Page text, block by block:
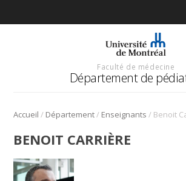
Faculté de médecine
Département de
Accueil / Département/ Enseignants / Benoit
BENOIT CARRIÈRE